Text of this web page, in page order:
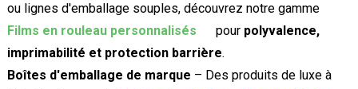
ou lignes d'emballage souples, découvrez notre gamme
Films en rouleau personnalisés
pour polyvalence,
imprimabilité et protection barrière.
Boîtes d'emballage de marque – Des produits de luxe à